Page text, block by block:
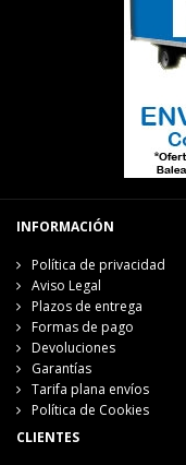
INFORMACIÓN
Política de privacidad
Aviso Legal
Plazos de entrega
Formas de pago
Devoluciones
Garantías
Tarifa plana envíos
Política de Cookies
CLIENTES